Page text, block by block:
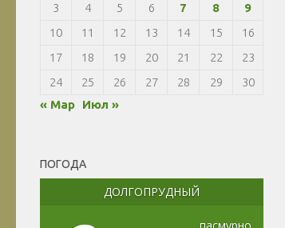
3
4 5 6 7 8
9
10
11 12 13 14 15
16
17
18 19 20 21 22
23
24
25 26 27 28 29
30
« Мар Июл »
ПОГОДА
ДОЛГОПРУДНЫЙ